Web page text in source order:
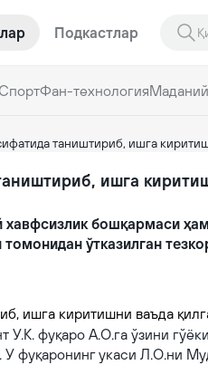
Подкастлар
СпортФан-технологияМаданий
таништириб, ишга
ишга
бошқармаси
ўтказилган
фуқаро А.О.га ўзини
фуқаронинг укаси Л.О.ни